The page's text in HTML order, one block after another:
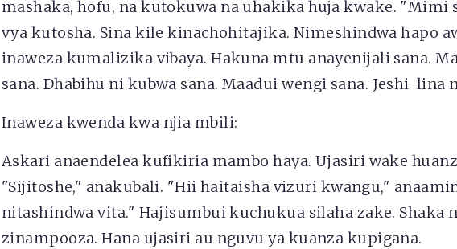
mashaka, hofu, na kutokuwa na uhakika huja kwake. "Mimi
vya kutosha. Sina kile kinachohitajika. Nimeshindwa hapo
inaweza kumalizika vibaya. Hakuna mtu anayenijali sana.
sana. Dhabihu ni kubwa sana. Maadui wengi sana. Jeshi lina
Inaweza kwenda kwa njia mbili:
Askari anaendelea kufikiria mambo haya. Ujasiri wake
"Sijitoshe," anakubali. "Hii haitaisha vizuri kwangu,"
nitashindwa vita." Hajisumbui kuchukua silaha zake. Shaka
zinampooza. Hana ujasiri au nguvu ya kuanza kupigana.